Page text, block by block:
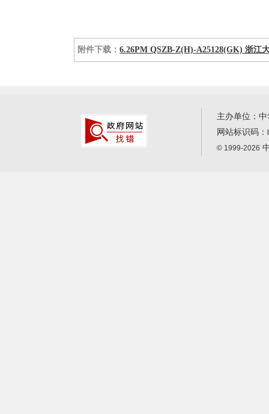
附件下载： 6.26PM QSZB-Z(H)-A25128(GK) 浙江
主办单位：
网站标识码：
© 1999-2026